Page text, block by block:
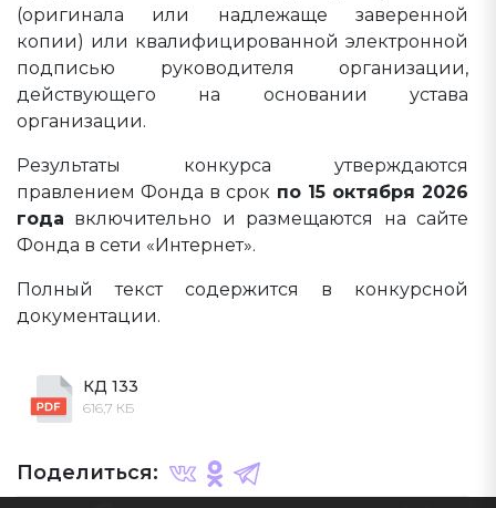
(оригинала или надлежаще заверенной
копии) или квалифицированной электронной
подписью руководителя организации,
действующего на основании устава
организации.
Результаты конкурса утверждаются
правлением Фонда в срок по 15 октября 2026
года включительно и размещаются на сайте
Фонда в сети «Интернет».
Полный текст содержится в конкурсной
документации.
КД 133
616,7 КБ
Поделиться: